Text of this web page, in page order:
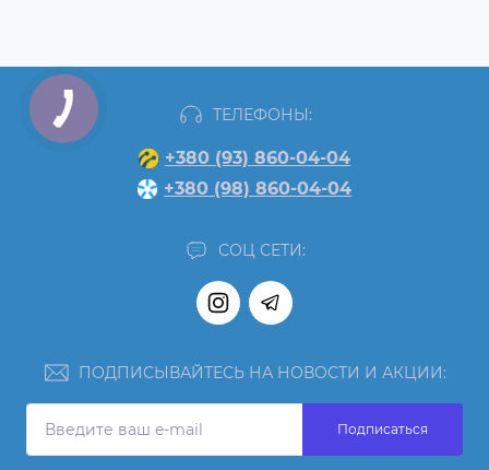
ТЕЛЕФОНЫ:
+380 (93) 860-04-04
+380 (98) 860-04-04
СОЦ СЕТИ:
ПОДПИСЫВАЙТЕСЬ НА НОВОСТИ И АКЦИИ:
Подписаться